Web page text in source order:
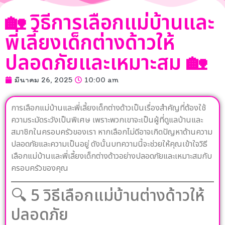
🏡 วิธีการเลือกแม่บ้านและ
พี่เลี้ยงเด็กต่างด้าวให้
ปลอดภัยและเหมาะสม 🏡
มีนาคม 26, 2025 10:00 am
การเลือกแม่บ้านและพี่เลี้ยงเด็กต่างด้าวเป็นเรื่องสำคัญที่ต้องใช้
ความระมัดระวังเป็นพิเศษ เพราะพวกเขาจะเป็นผู้ที่ดูแลบ้านและ
สมาชิกในครอบครัวของเรา หากเลือกไม่ดีอาจเกิดปัญหาด้านความ
ปลอดภัยและความเป็นอยู่ ดังนั้นบทความนี้จะช่วยให้คุณเข้าใจวิธี
เลือกแม่บ้านและพี่เลี้ยงเด็กต่างด้าวอย่างปลอดภัยและเหมาะสมกับ
ครอบครัวของคุณ
🔍 5 วิธีเลือกแม่บ้านต่างด้าวให้
ปลอดภัย